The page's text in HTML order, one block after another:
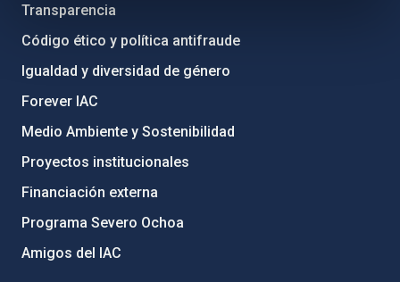
Transparencia
Código ético y política antifraude
Igualdad y diversidad de género
Forever IAC
Medio Ambiente y Sostenibilidad
Proyectos institucionales
Financiación externa
Programa Severo Ochoa
Amigos del IAC